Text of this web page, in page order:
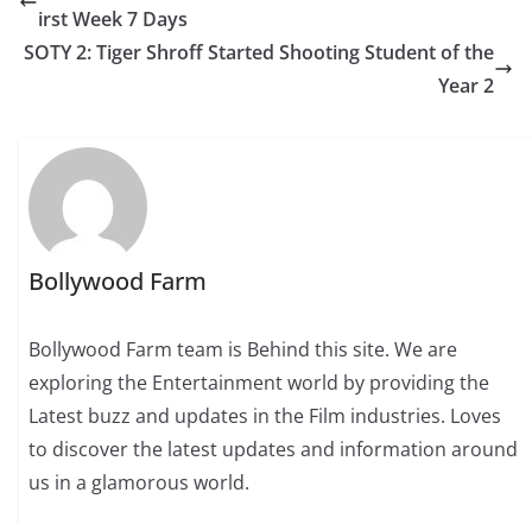
irst Week 7 Days
SOTY 2: Tiger Shroff Started Shooting Student of the
Year 2
Bollywood Farm
Bollywood Farm team is Behind this site. We are
exploring the Entertainment world by providing the
Latest buzz and updates in the Film industries. Loves
to discover the latest updates and information around
us in a glamorous world.